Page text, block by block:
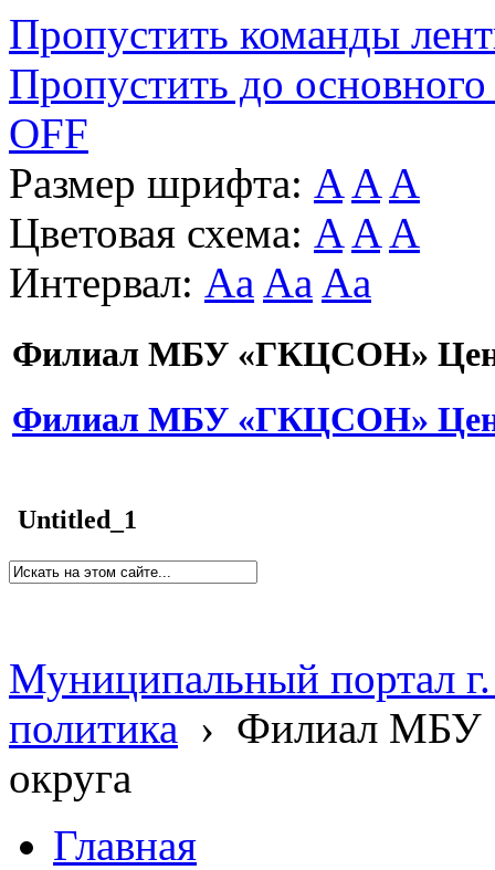
Пропустить команды
Пропустить до основного
OFF
Размер шрифта: A A A
Цветовая схема: A A A
Интервал: Aa Aa Aa
Филиал МБУ «ГКЦСОН»
Филиал МБУ «ГКЦСОН»
Untitled_1
Муниципальный портал
политика › Филиал МБУ
округа
Главная